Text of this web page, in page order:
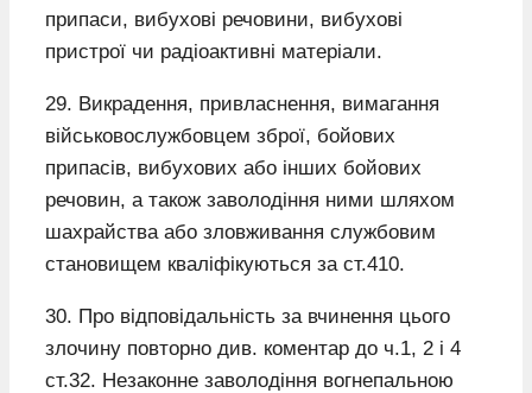
припаси, вибухові речовини, вибухові
пристрої чи радіоактивні матеріали.
29. Викрадення, привласнення, вимагання
військовослужбовцем зброї, бойових
припасів, вибухових або інших бойових
речовин, а також заволодіння ними шляхом
шахрайства або зловживання службовим
становищем кваліфікуються за ст.410.
30. Про відповідальність за вчинення цього
злочину повторно див. коментар до ч.1, 2 і 4
ст.32. Незаконне заволодіння вогнепальною